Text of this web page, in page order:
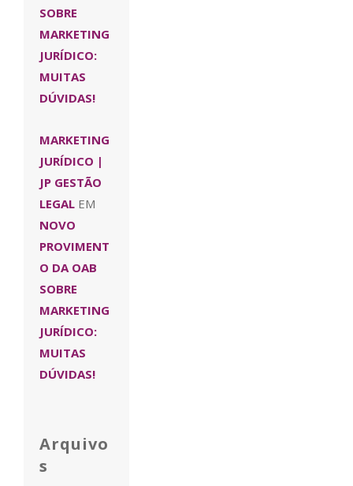
SOBRE
MARKETING
JURÍDICO:
MUITAS
DÚVIDAS!
MARKETING
JURÍDICO |
JP GESTÃO
LEGAL EM
NOVO
PROVIMENT
O DA OAB
SOBRE
MARKETING
JURÍDICO:
MUITAS
DÚVIDAS!
Arquivo
s